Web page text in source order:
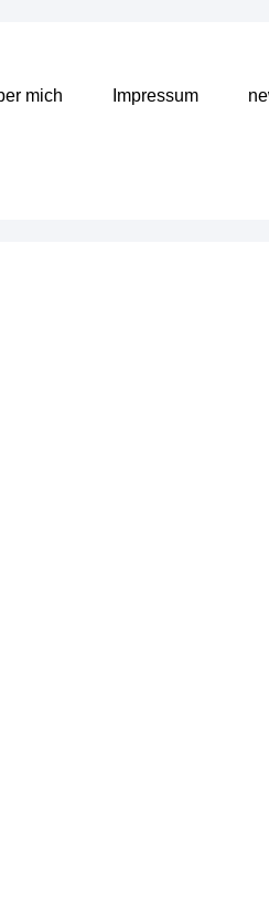
mich Impressum